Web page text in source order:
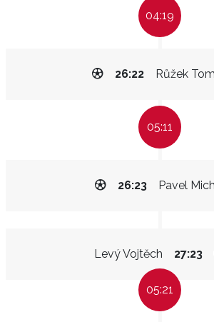
04:19
Růžek
26:22
05:11
Pavel
26:23
Levý Vojtěch 27:23
05:21